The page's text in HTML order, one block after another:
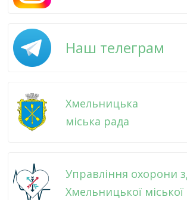
Наш телеграм
Хмельницька
міська рада
Управління охорони
Хмельницької